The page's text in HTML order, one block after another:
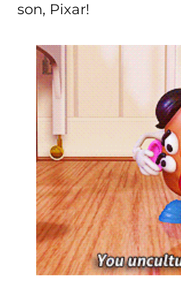
son, Pixar!